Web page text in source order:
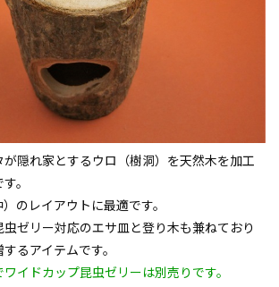
隠れ家とするウロ（樹洞）を天然木を加工
。
のレイアウトに最適です。
ゼリー対応のエサ皿と登り木も兼ねており
るアイテムです。
イドカップ昆虫ゼリーは別売りです。